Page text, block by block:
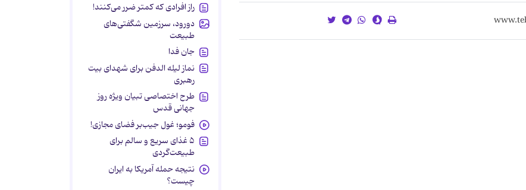
راز افرادی که کمتر ضرر می‌کنند!
دورود، سرزمین شگفتی‌های
طبیعت
جان فدا
نماز لیله الدفن برای شهدای بیت
رهبری
طرح اختصاصی تبیان ویژه روز
جهانی قدس
فومو؛ غول جیب‌بر فضای مجازی!
۵ غذای سریع و سالم برای
طبیعت‌گردی
نتیجه حمله آمریکا به ایران
چیست؟